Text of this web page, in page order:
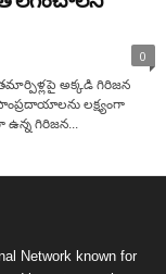
0
అక్కడి గిరిజన
లక్ష్యంగా
గిరిజన...
Network known for